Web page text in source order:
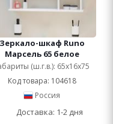
Зеркало-шкаф Runo
Марсель 65 белое
(ш.г.в.): 65x16x75
Код товара: 104618
Россия
Доставка: 1-2 дня